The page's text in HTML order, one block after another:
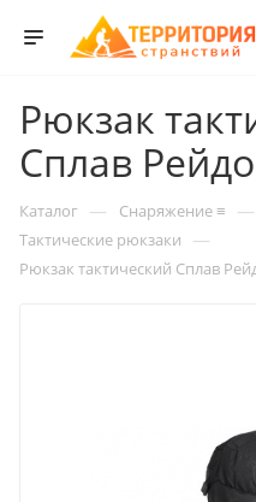
Рюкзак
Сплав
Каталог — Снаряжение ≡ —
Тактические рюкзаки —
Рюкзак тактический Сплав